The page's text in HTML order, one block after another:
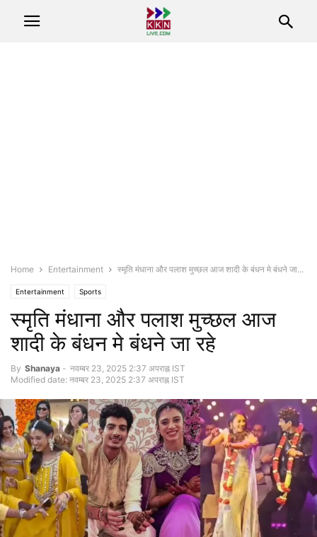
Home Entertainment स्मृति मंधाना और पलाश मुच्छल आज शादी के बंधन मे बंधने जा...
Entertainment Sports
स्मृति मंधाना और पलाश मुच्छल आज
शादी के बंधन मे बंधने जा रहे
By Shanaya - नवम्बर 23, 2025 2:37 अपराह्न IST
Modified date: नवम्बर 23, 2025 2:37 अपराह्न IST